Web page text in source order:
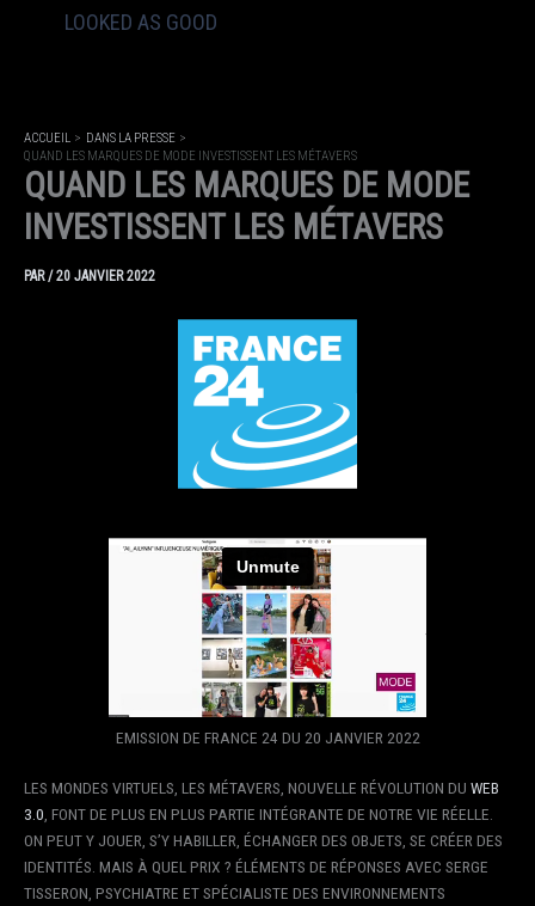
LOOKED AS GOOD
ACCUEIL
DANS LA PRESSE
QUAND LES MARQUES DE MODE INVESTISSENT LES MÉTAVERS
QUAND LES MARQUES DE MODE
INVESTISSENT LES MÉTAVERS
PAR/20 JANVIER 2022
EMISSION DE FRANCE 24 DU 20 JANVIER 2022
LES MONDES VIRTUELS, LES MÉTAVERS, NOUVELLE RÉVOLUTION DU WEB
3.0, FONT DE PLUS EN PLUS PARTIE INTÉGRANTE DE NOTRE VIE RÉELLE.
ON PEUT Y JOUER, S’Y HABILLER, ÉCHANGER DES OBJETS, SE CRÉER DES
IDENTITÉS. MAIS À QUEL PRIX ? ÉLÉMENTS DE RÉPONSES AVEC SERGE
TISSERON, PSYCHIATRE ET SPÉCIALISTE DES ENVIRONNEMENTS